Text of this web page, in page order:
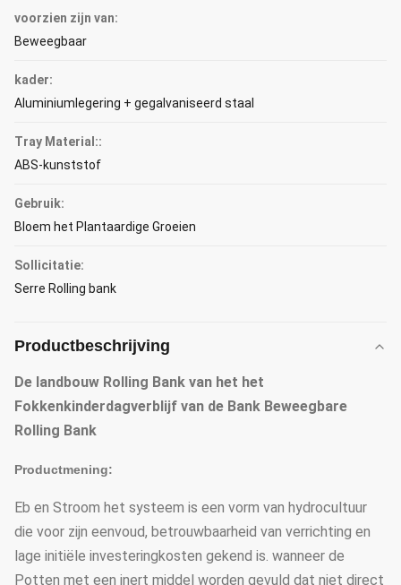
voorzien zijn van:
Beweegbaar
kader:
Aluminiumlegering + gegalvaniseerd staal
Tray Material::
ABS-kunststof
Gebruik:
Bloem het Plantaardige Groeien
Sollicitatie:
Serre Rolling bank
Productbeschrijving
De landbouw Rolling Bank van het het
Fokkenkinderdagverblijf van de Bank Beweegbare
Rolling Bank
Productmening:
Eb en Stroom het systeem is een vorm van hydrocultuur
die voor zijn eenvoud, betrouwbaarheid van verrichting en
lage initiële investeringkosten gekend is. wanneer de
Potten met een inert middel worden gevuld dat niet direct